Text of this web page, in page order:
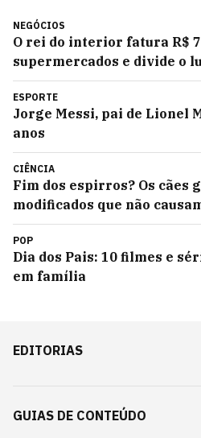
NEGÓCIOS
O rei do interior fatura R$
supermercados e divide o
ESPORTE
Jorge Messi, pai de Lionel
anos
CIÊNCIA
Fim dos espirros? Os cães
modificados que não
POP
Dia dos Pais: 10 filmes e
em família
EDITORIAS
GUIAS DE CONTEÚDO